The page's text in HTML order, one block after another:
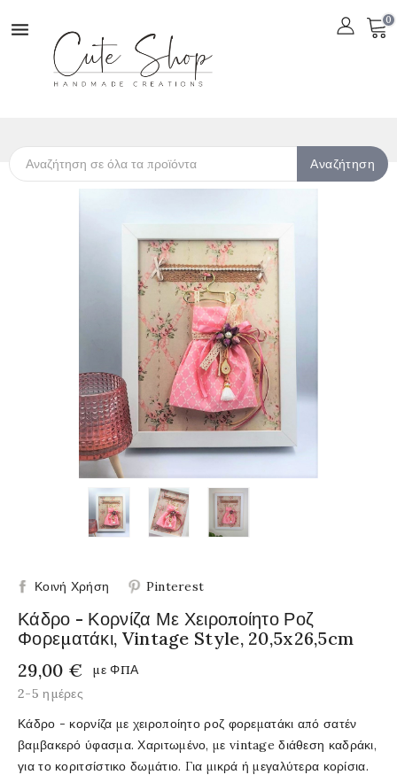
 0
Αναζήτηση
Κοινή Χρήση Pinterest
Κάδρο - Κορνίζα Με Χειροποίητο Ροζ
Φορεματάκι, Vintage Style, 20,5x26,5cm
29,00 €
με ΦΠΑ
2-5 ημέρες
Κάδρο - κορνίζα με χειροποίητο ροζ φορεματάκι από σατέν
βαμβακερό ύφασμα. Χαριτωμένο, με vintage διάθεση καδράκι,
για το κοριτσίστικο δωμάτιο. Για μικρά ή μεγαλύτερα κορίσια.